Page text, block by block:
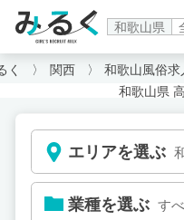
和歌山県
く 関西 和歌山風俗求
和歌山県
エリアを選ぶ
業種を選ぶ す